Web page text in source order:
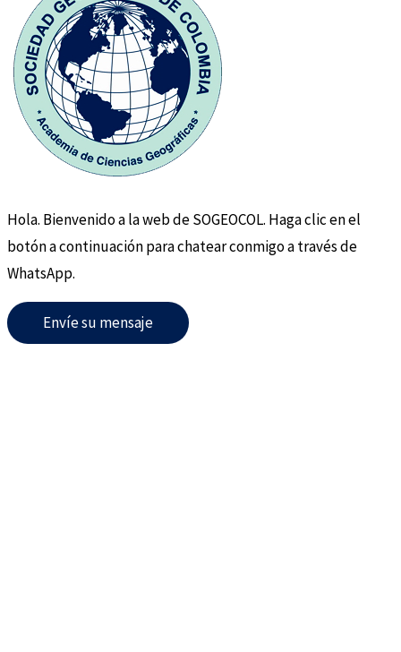
Hola. Bienvenido a la web de SOGEOCOL. Haga clic en el
botón a continuación para chatear conmigo a través de
WhatsApp.
Envíe su mensaje